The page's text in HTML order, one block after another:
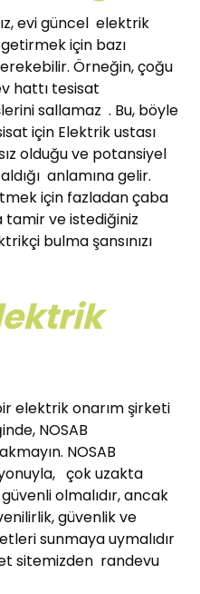
evi güncel elektrik
için bazı
Örneğin, çoğu
hattı tesisat
sallamaz . Bu, böyle
için Elektrik ustası
olduğu ve potansiyel
anlamına gelir.
için fazladan çaba
tamir ve istediğiniz
bulma şansınızı
elektrik onarım şirketi
NOSAB
NOSAB
çok uzakta
olmalıdır, ancak
güvenlik ve
sunmaya uymalıdır
sitemizden randevu